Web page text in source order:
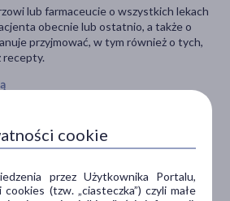
lub farmaceucie o wszystkich lekach
obecnie lub ostatnio, a także o
przyjmować, w tym również o tych,
recepty.
lub karmi piersią, przypuszcza że może
mieć dziecko, powinna poradzić się
zastosowaniem tego leku.
i młodzieży
skonsultować się z lekarzem.
cookie
przez Użytkownika Portalu,
(tzw. „ciasteczka”) czyli małe